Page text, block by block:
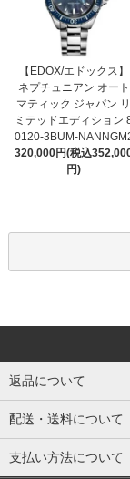
【EDOX/エドックス】
ネプチュニアン オート
マティック ジャパン リ
ミテッドエディション
0120-3BUM-
320,000円(税込
円)
返品について
配送・送料について
支払い方法について